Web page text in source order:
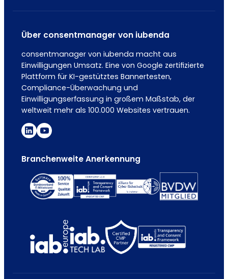
Über consentmanager von iubenda
consentmanager von iubenda macht aus
Einwilligungen Umsatz. Eine von Google zertifizierte
Plattform für KI-gestütztes Bannertesten,
Compliance-Überwachung und
Einwilligungserfassung in großem Maßstab, der
weltweit mehr als 100.000 Websites vertrauen.
Branchenweite Anerkennung